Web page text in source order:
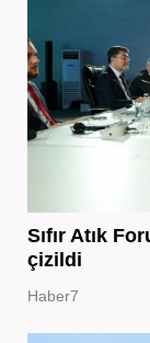
Sıfır Atık
çizildi
Haber7